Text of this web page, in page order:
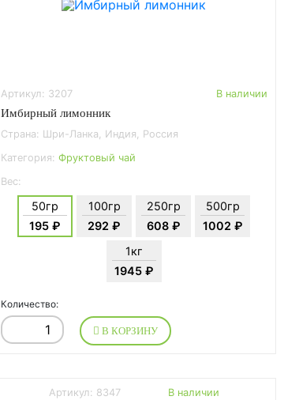
Артикул: 3207 В наличии
Имбирный лимонник
Страна: Шри-Ланка, Индия, Россия
Категория: Фруктовый чай
Вес:
50гр
195 ₽
100гр
292 ₽
250гр
608 ₽
500гр
1002 ₽
1кг
1945 ₽
Количество:
В КОРЗИНУ
Артикул: 8347 В наличии